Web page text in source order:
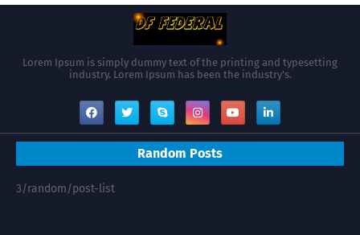
Lorem Ipsum is simply dummy text of the printing and typesetting
industry. Lorem Ipsum has been the industry's.
Random Posts
3/random/post-list